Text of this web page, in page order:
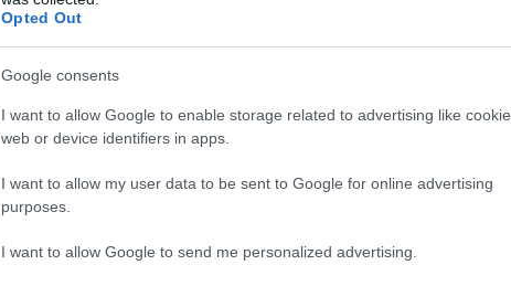
Opted Out
Google consents
I want to allow Google to enable storage related to advertising like
web or device identifiers in apps.
I want to allow my user data to be sent to Google for online advertising
purposes.
I want to allow Google to send me personalized advertising.